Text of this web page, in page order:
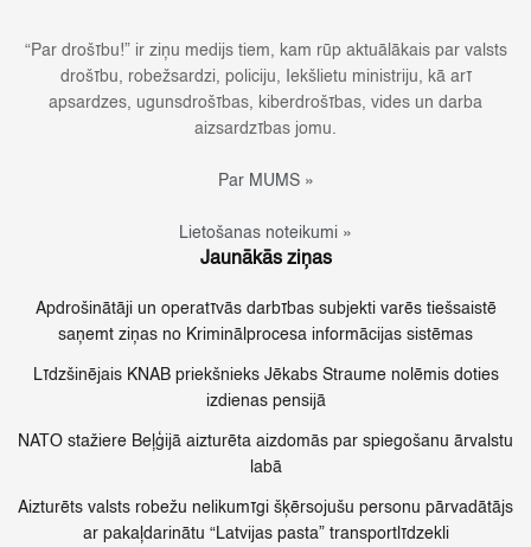
“Par drošību!” ir ziņu medijs tiem, kam rūp aktuālākais par valsts
drošību, robežsardzi, policiju, Iekšlietu ministriju, kā arī
apsardzes, ugunsdrošības, kiberdrošības, vides un darba
aizsardzības jomu.
Par MUMS »
Lietošanas noteikumi »
Jaunākās ziņas
Apdrošinātāji un operatīvās darbības subjekti varēs tiešsaistē
saņemt ziņas no Kriminālprocesa informācijas sistēmas
Līdzšinējais KNAB priekšnieks Jēkabs Straume nolēmis doties
izdienas pensijā
NATO stažiere Beļģijā aizturēta aizdomās par spiegošanu ārvalstu
labā
Aizturēts valsts robežu nelikumīgi šķērsojušu personu pārvadātājs
ar pakaļdarinātu “Latvijas pasta” transportlīdzekli